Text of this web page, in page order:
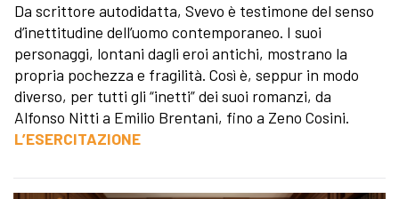
Da scrittore autodidatta, Svevo è testimone del senso
d’inettitudine dell’uomo contemporaneo. I suoi
personaggi, lontani dagli eroi antichi, mostrano la
propria pochezza e fragilità. Così è, seppur in modo
diverso, per tutti gli “inetti” dei suoi romanzi, da
Alfonso Nitti a Emilio Brentani, fino a Zeno Cosini.
L’ESERCITAZIONE